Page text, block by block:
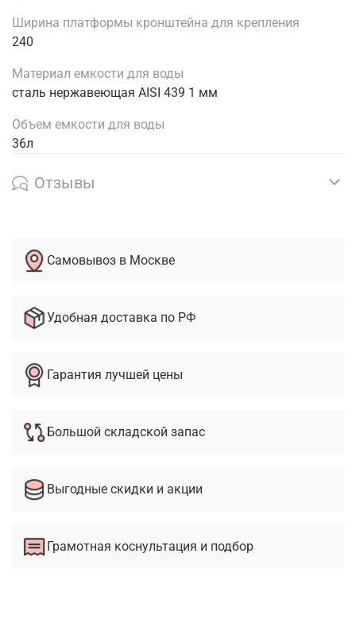
Ширина платформы кронштейна для крепления
240
Материал емкости для воды
сталь нержавеющая AISI 439 1 мм
Объем емкости для воды
36л
Отзывы
Самовывоз в Москве
Удобная доставка по РФ
Гарантия лучшей цены
Большой складской запас
Выгодные скидки и акции
Грамотная коснультация и подбор